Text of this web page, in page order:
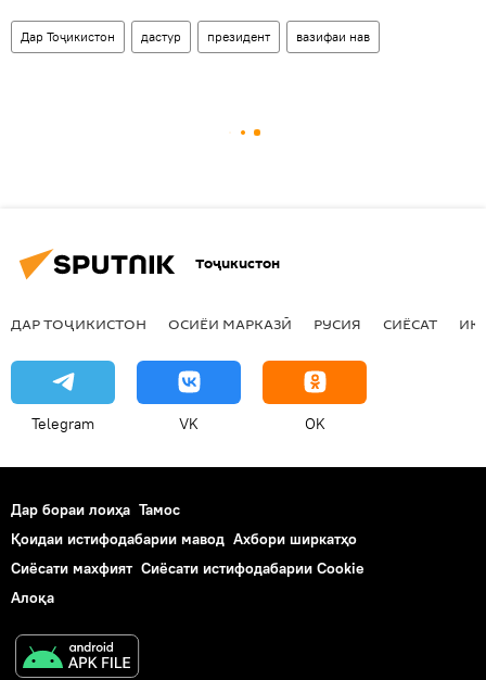
Дар Тоҷикистон дастур президент вазифаи нав
Тоҷикистон
ДАР ТОҶИКИСТОН ОСИЁИ МАРКАЗӢ РУСИЯ СИЁСАТ
Telegram VK OK
Дар бораи лоиҳа Тамос
Қоидаи истифодабарии мавод Ахбори ширкатҳо
Сиёсати махфият Сиёсати истифодабарии Cookie
Алоқа